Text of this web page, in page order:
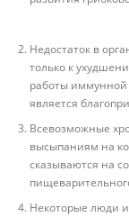
Недостаток в
только к
работы иммунной
является
Всевозможные
высыпаниям на
сказываются на
Некоторые люди